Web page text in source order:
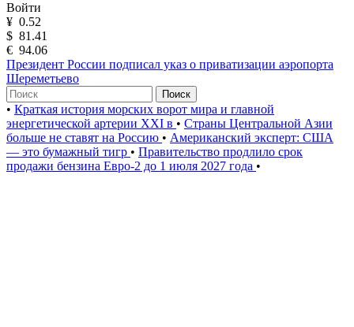
Войти
¥ 0.52
$ 81.41
€ 94.06
Президент России подписал указ о приватизации аэропорта
Шереметьево
Поиск
• Краткая история морских ворот мира и главной
энергетической артерии XXI в • Страны Центральной Азии
больше не ставят на Россию • Американский эксперт: США
— это бумажный тигр • Правительство продлило срок
продажи бензина Евро-2 до 1 июля 2027 года •